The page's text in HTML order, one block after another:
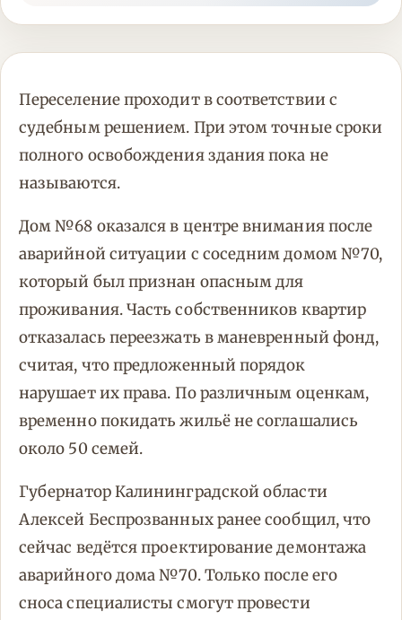
Переселение проходит в соответствии с
судебным решением. При этом точные сроки
полного освобождения здания пока не
называются.
Дом №68 оказался в центре внимания после
аварийной ситуации с соседним домом №70,
который был признан опасным для
проживания. Часть собственников квартир
отказалась переезжать в маневренный фонд,
считая, что предложенный порядок
нарушает их права. По различным оценкам,
временно покидать жильё не соглашались
около 50 семей.
Губернатор Калининградской области
Алексей Беспрозванных ранее сообщил, что
сейчас ведётся проектирование демонтажа
аварийного дома №70. Только после его
сноса специалисты смогут провести